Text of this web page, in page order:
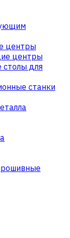
центры
центры
столы для
станки